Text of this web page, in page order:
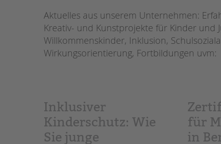
SCHULE & GANZTAG
Grundschulen
Oberschulen
Förderzentren
Tagesgruppen
BETREUTES
Seminarräume
STADTTEILARBEIT
Aktuelles aus unserem Unternehmen:
Kreativ- und Kunstprojekte für Kinder und
Willkommenskinder, Inklusion,
Wirkungsorientierung, Fortbildungen uvm:
Inklusiver
Kinderschutz: Wie
Sie junge
für
in